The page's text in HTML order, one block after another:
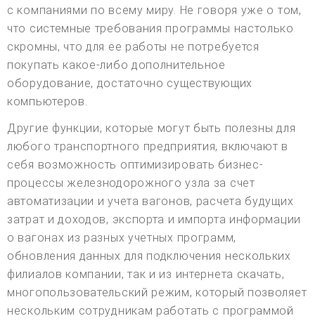
с компаниями по всему миру. Не говоря уже о том,
что системные требования программы настолько
скромны, что для ее работы не потребуется
покупать какое-либо дополнительное
оборудование, достаточно существующих
компьютеров.
Другие функции, которые могут быть полезны для
любого транспортного предприятия, включают в
себя возможность оптимизировать бизнес-
процессы железнодорожного узла за счет
автоматизации и учета вагонов, расчета будущих
затрат и доходов, экспорта и импорта информации
о вагонах из разных учетных программ,
обновления данных для подключения нескольких
филиалов компании, так и из интернета скачать,
многопользовательский режим, который позволяет
нескольким сотрудникам работать с программой